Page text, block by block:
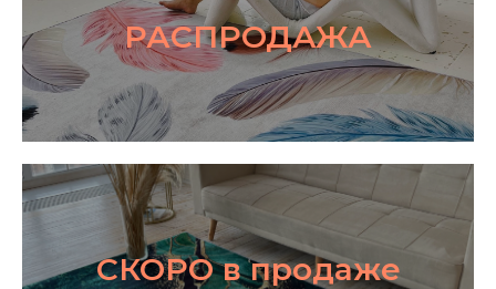
РАСПРОДАЖА
СКОРО в продаже